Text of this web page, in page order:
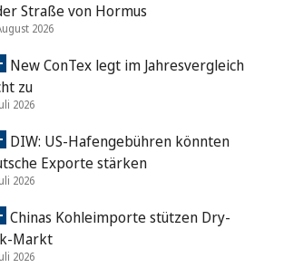
Straße von Hormus
2026
New ConTex legt im Jahresvergleich
zu
2026
DIW: US-Hafengebühren könnten
Exporte stärken
2026
Chinas Kohleimporte stützen Dry-
Markt
2026